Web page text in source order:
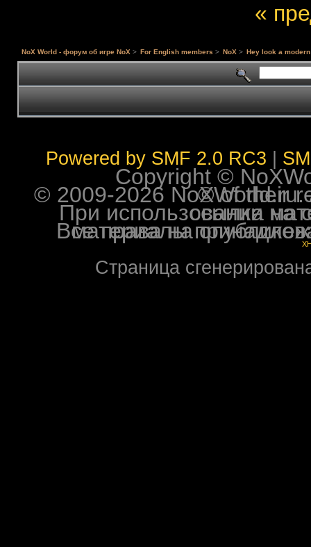
«
NoX World - форум об игре NoX> For English members > NoX > Hey look a
Powered by SMF 2.0 RC3
Copyright ©
© 2009-2026 NoXWorld.ru. All
При использовании
Все права на опубликованные на форуме
Страница